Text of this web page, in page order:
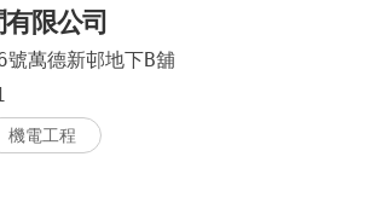
限公司
萬德新邨地下B舖
機電工程